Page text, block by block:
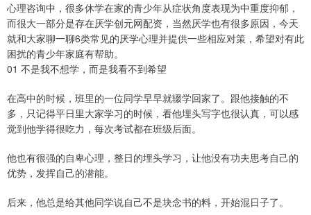
心理咨询中，很多休学在家的青少年从症状角度表现为中重度抑郁，
而很大一部分是存在厌学创元网配资，当然厌学也有很多原因，今天
就和大家聊一聊6类常见的厌学心理并提供一些相应对策，希望对有此
困扰的青少年家庭有帮助。
01 不是我不想学，而是我看不到希望
在高中的时候，班里的一位同学早早就辍学回家了。跟他接触的不
多，只记得平日里大家学习的时候，看他埋头写字也很认真，可以感
觉到他学得很吃力，每次考试都在班级后面。
他也有很强的自卑心理，整日的埋头学习，让他没有功夫思考自己的
优势，发挥自己的潜能。
后来，他总是给其他同学说自己不是块念书的料，开始混日子了。